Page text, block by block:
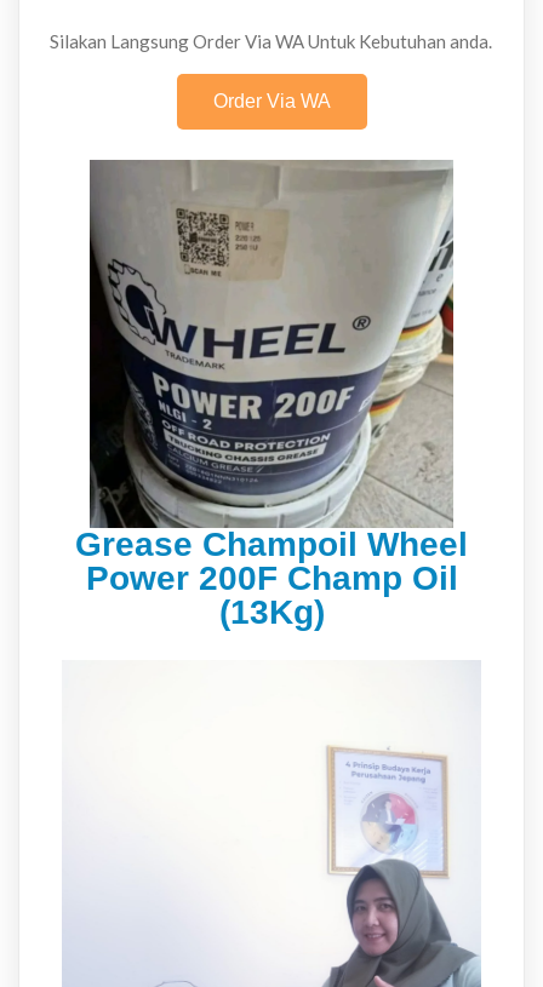
Silakan Langsung Order Via WA Untuk Kebutuhan anda.
Order Via WA
Grease Champoil Wheel
Power 200F Champ Oil
(13Kg)